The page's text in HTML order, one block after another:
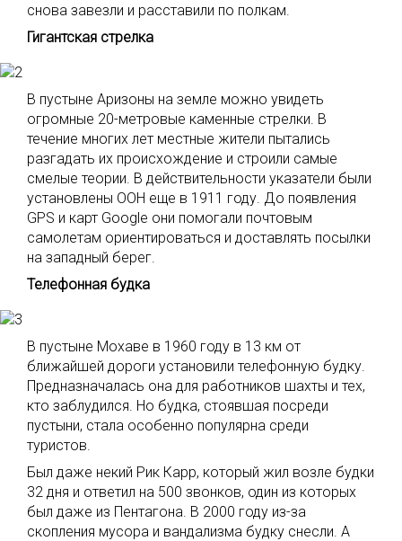
снова завезли и расставили по полкам.
Гигантская стрелка
В пустыне Аризоны на земле можно увидеть
огромные 20-метровые каменные стрелки. В
течение многих лет местные жители пытались
разгадать их происхождение и строили самые
смелые теории. В действительности указатели были
установлены ООН еще в 1911 году. До появления
GPS и карт Google они помогали почтовым
самолетам ориентироваться и доставлять посылки
на западный берег.
Телефонная будка
В пустыне Мохаве в 1960 году в 13 км от
ближайшей дороги установили телефонную будку.
Предназначалась она для работников шахты и тех,
кто заблудился. Но будка, стоявшая посреди
пустыни, стала особенно популярна среди
туристов.
Был даже некий Рик Карр, который жил возле будки
32 дня и ответил на 500 звонков, один из которых
был даже из Пентагона. В 2000 году из-за
скопления мусора и вандализма будку снесли. А